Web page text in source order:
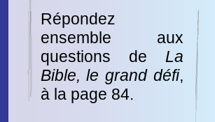
Répondez
ensemble aux
questions de La
Bible, le grand défi,
à la page 84.